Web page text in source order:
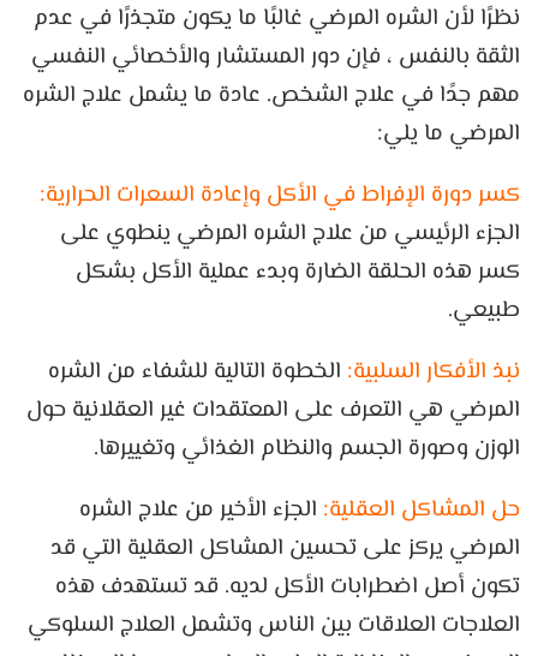
نظرًا لأن الشره المرضي غالبًا ما يكون متجذرًا في عدم
الثقة بالنفس ، فإن دور المستشار والأخصائي النفسي
مهم جدًا في علاج الشخص. عادة ما يشمل علاج الشره
المرضي ما يلي:
كسر دورة الإفراط في الأكل وإعادة السعرات الحرارية:
الجزء الرئيسي من علاج الشره المرضي ينطوي على
كسر هذه الحلقة الضارة وبدء عملية الأكل بشكل
طبيعي.
نبذ الأفكار السلبية: الخطوة التالية للشفاء من الشره
المرضي هي التعرف على المعتقدات غير العقلانية حول
الوزن وصورة الجسم والنظام الغذائي وتغييرها.
حل المشاكل العقلية: الجزء الأخير من علاج الشره
المرضي يركز على تحسين المشاكل العقلية التي قد
تكون أصل اضطرابات الأكل لديه. قد تستهدف هذه
العلاجات العلاقات بين الناس وتشمل العلاج السلوكي